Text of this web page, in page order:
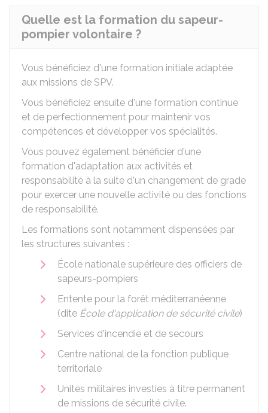
Quelle est la formation du sapeur-
pompier volontaire ?
Vous bénéficiez d'une formation initiale adaptée
aux missions de SPV.
Vous bénéficiez ensuite d'une formation continue
et de perfectionnement pour maintenir vos
compétences et développer vos spécialités.
Vous pouvez également bénéficier d'une
formation d'adaptation aux activités et
responsabilité à la suite d'un changement de grade
pour exercer une nouvelle activité ou des fonctions
de responsabilité.
Les formations sont notamment dispensées par
les structures suivantes :
École nationale supérieure des officiers de
sapeurs-pompiers
Entente pour la forêt méditerranéenne
(dite École d'application de sécurité civile)
Services d'incendie et de secours
Centre national de la fonction publique
territoriale
Unités militaires investies à titre permanent
de missions de sécurité civile.